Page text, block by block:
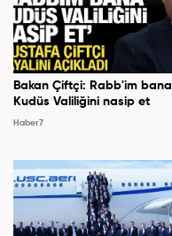
Bakan Çiftçi: Rabb'im bana
Kudüs Valiliğini nasip et
Haber7